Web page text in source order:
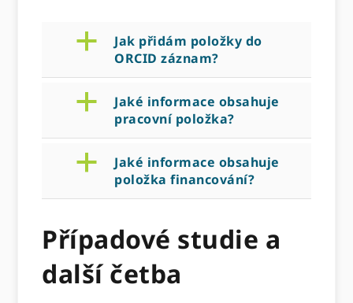
a
Jak přidám položky do
ORCID záznam?
a
Jaké informace obsahuje
pracovní položka?
a
Jaké informace obsahuje
položka financování?
Případové studie a
další četba